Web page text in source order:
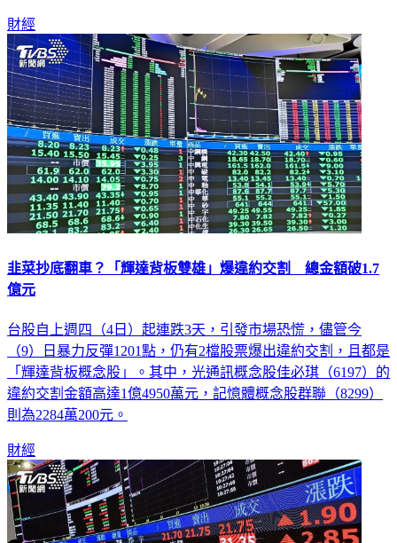
財經
韭菜抄底翻車？「輝達背板雙雄」爆違約交割 總金額破1.7
億元
台股自上週四（4日）起連跌3天，引發市場恐慌，儘管今
（9）日暴力反彈1201點，仍有2檔股票爆出違約交割，且都是
「輝達背板概念股」。其中，光通訊概念股佳必琪（6197）的
違約交割金額高達1億4950萬元，記憶體概念股群聯（8299）
則為2284萬200元。
財經